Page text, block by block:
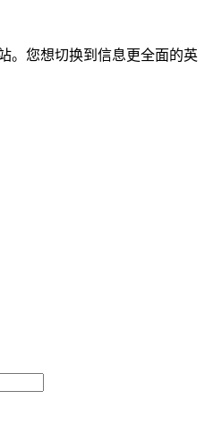
。您想切换到信息更全面的英